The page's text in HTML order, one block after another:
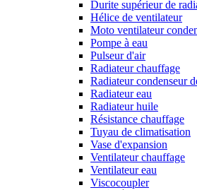
Durite supérieur de
Hélice de ventilateur
Moto ventilateur
Pompe à eau
Pulseur d'air
Radiateur chauffage
Radiateur condenseur
Radiateur eau
Radiateur huile
Résistance chauffage
Tuyau de climatisation
Vase d'expansion
Ventilateur chauffage
Ventilateur eau
Viscocoupler